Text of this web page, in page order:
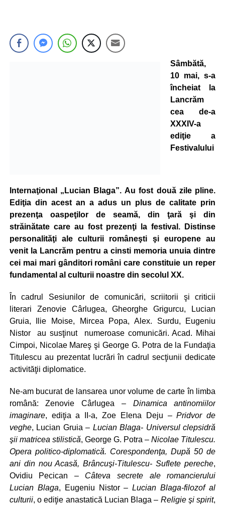
Sâmbătă,
10 mai, s-a
încheiat la
Lancrăm
cea de-a
XXXIV-a
ediţie a
Festivalului
Internaţional „Lucian Blaga”. Au fost două zile pline.
Ediţia din acest an a adus un plus de calitate prin
prezenţa oaspeţilor de seamă, din ţară şi din
străinătate care au fost prezenţi la festival. Distinse
personalităţi ale culturii româneşti şi europene au
venit la Lancrăm pentru a cinsti memoria unuia dintre
cei mai mari gânditori români care constituie un reper
fundamental al culturii noastre din secolul XX.
În cadrul Sesiunilor de comunicări, scriitorii şi criticii
literari Zenovie Cârlugea, Gheorghe Grigurcu, Lucian
Gruia, Ilie Moise, Mircea Popa, Alex. Surdu, Eugeniu
Nistor au susţinut numeroase comunicări. Acad. Mihai
Cimpoi, Nicolae Mareş şi George G. Potra de la Fundaţia
Titulescu au prezentat lucrări în cadrul secţiunii dedicate
activităţii diplomatice.
Ne-am bucurat de lansarea unor volume de carte în limba
română: Zenovie Cârlugea – Dinamica antinomiilor
imaginare, ediţia a II-a, Zoe Elena Deju –Pridvor de
veghe, Lucian Gruia – Lucian Blaga- Universul clepsidră
şii matricea stilistică, George G. Potra –Nicolae Titulescu.
Opera politico-diplomatică. Corespondenţa, După 50 de
ani din nou Acasă, Brâncuşi-Titulescu- Suflete pereche,
Ovidiu Pecican – Câteva secrete ale romancierului
Lucian Blaga, Eugeniu Nistor –Lucian Blaga-filozof al
culturii, o ediţie anastatică Lucian Blaga – Religie şi spirit,